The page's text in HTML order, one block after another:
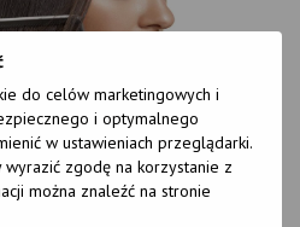
do celów marketingowych i
i optymalnego
w ustawieniach przeglądarki.
wyrazić zgodę na korzystanie z
można znaleźć na stronie
i importerem tych
oryginalne i pochodzą bezpośrednio